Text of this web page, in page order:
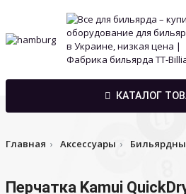
КАТАЛОГ
Главная Аксессуары
Перчатка Kamui